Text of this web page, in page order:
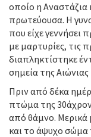
οποίο η Αναστάζια
πρωτεύουσα. Η
που είχε γεννήσει
με μαρτυρίες, τις
διαπληκτίστηκε
σημεία της
Πριν από δέκα
πτώμα της
από θάμνο. Μερικά
και το άψυχο σώμα